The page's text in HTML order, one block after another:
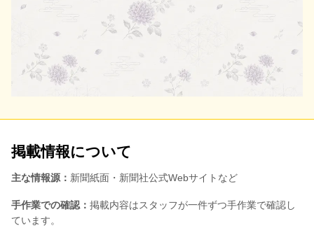
掲載情報について
主な情報源： 新聞紙面・新聞社公式Webサイトなど
手作業での確認： 掲載内容はスタッフが一件ずつ手作業で確認し
ています。